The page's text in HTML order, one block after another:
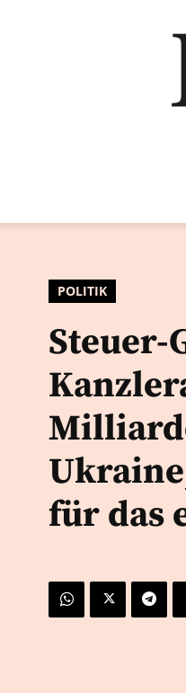
POLITIK
Steuer-
für das